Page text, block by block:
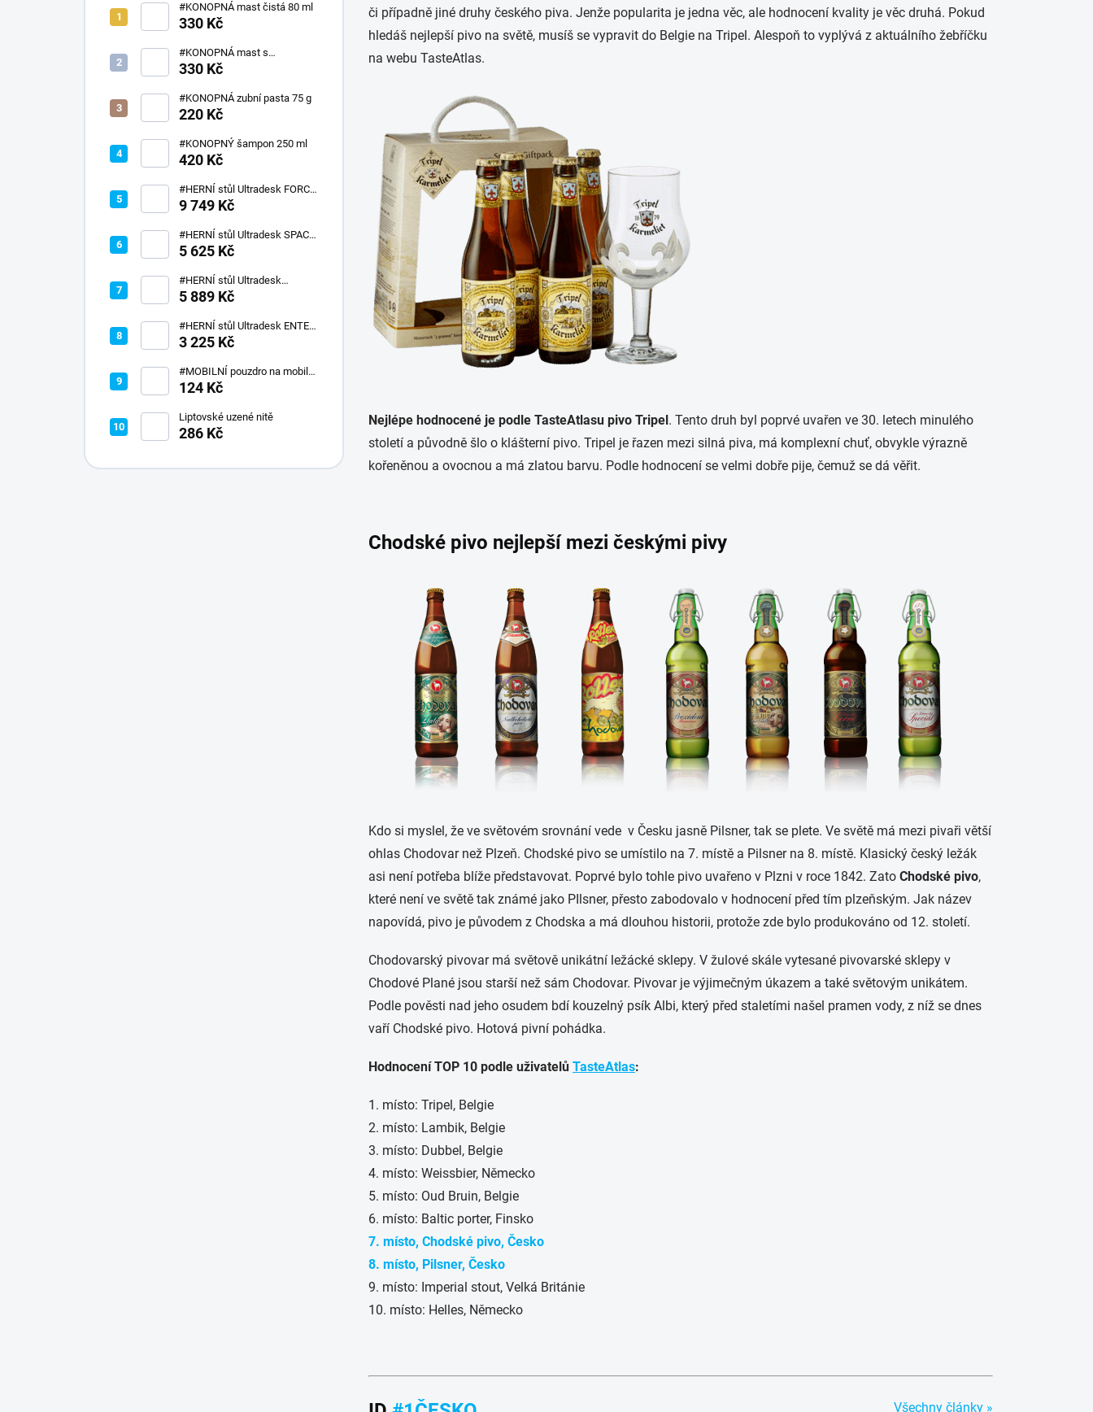
#KONOPNÁ mast čistá 80 ml
330 Kč
#KONOPNÁ mast s
kostivalem 80 ml
330 Kč
#KONOPNÁ zubní pasta 75 g
220 Kč
#KONOPNÝ šampon 250 ml
420 Kč
#HERNÍ stůl Ultradesk FORCE
SNOW
9 749 Kč
#HERNÍ stůl Ultradesk SPACE
XXL V2
5 625 Kč
#HERNÍ stůl Ultradesk
ROCKET BLACK
5 889 Kč
#HERNÍ stůl Ultradesk ENTER
V2
3 225 Kč
#MOBILNÍ pouzdro na mobil
GymBeam
124 Kč
Liptovské uzené nitě
286 Kč
či případně jiné druhy českého piva. Jenže popularita je jedna věc, ale hodnocení kvality je věc druhá. Pokud
hledáš nejlepší pivo na světě, musíš se vypravit do Belgie na Tripel. Alespoň to vyplývá z aktuálního žebříčku
na webu TasteAtlas.
Nejlépe hodnocené je podle TasteAtlasu pivo Tripel. Tento druh byl poprvé uvařen ve 30. letech minulého
století a původně šlo o klášterní pivo. Tripel je řazen mezi silná piva, má komplexní chuť, obvykle výrazně
kořeněnou a ovocnou a má zlatou barvu. Podle hodnocení se velmi dobře pije, čemuž se dá věřit.
Chodské pivo nejlepší mezi českými pivy
Kdo si myslel, že ve světovém srovnání vede v Česku jasně Pilsner, tak se plete. Ve světě má mezi pivaři větší
ohlas Chodovar než Plzeň. Chodské pivo se umístilo na 7. místě a Pilsner na 8. místě. Klasický český ležák
asi není potřeba blíže představovat. Poprvé bylo tohle pivo uvařeno v Plzni v roce 1842. Zato Chodské pivo,
které není ve světě tak známé jako PIlsner, přesto zabodovalo v hodnocení před tím plzeňským. Jak název
napovídá, pivo je původem z Chodska a má dlouhou historii, protože zde bylo produkováno od 12. století.
Chodovarský pivovar má světově unikátní ležácké sklepy. V žulové skále vytesané pivovarské sklepy v
Chodové Plané jsou starší než sám Chodovar. Pivovar je výjimečným úkazem a také světovým unikátem.
Podle pověsti nad jeho osudem bdí kouzelný psík Albi, který před staletími našel pramen vody, z níž se dnes
vaří Chodské pivo. Hotová pivní pohádka.
Hodnocení TOP 10 podle uživatelů TasteAtlas:
1. místo: Tripel, Belgie
2. místo: Lambik, Belgie
3. místo: Dubbel, Belgie
4. místo: Weissbier, Německo
5. místo: Oud Bruin, Belgie
6. místo: Baltic porter, Finsko
7. místo, Chodské pivo, Česko
8. místo, Pilsner, Česko
9. místo: Imperial stout, Velká Británie
10. místo: Helles, Německo
Všechny články »